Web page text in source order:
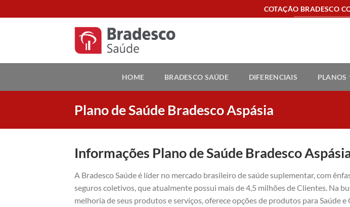
to
COTAÇÃO BRADESCO
HOME BRADESCO SAÚDE DIFERENCIAIS PLANOS
Plano de Saúde Bradesco Aspásia
Informações Plano de Saúde Bradesco
A Bradesco Saúde é líder no mercado brasileiro de saúde suplementar, com
seguros coletivos, que atualmente possui mais de 4,5 milhões de Clientes. Na
melhoria de seus produtos e serviços, oferece opções de produtos para Saúde